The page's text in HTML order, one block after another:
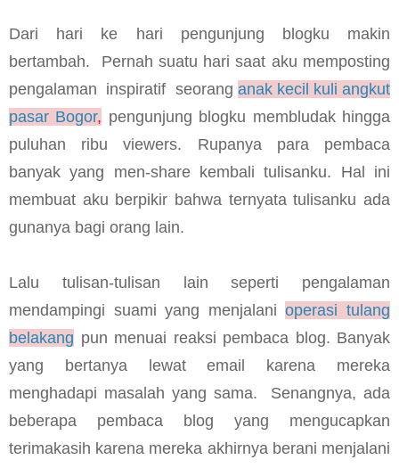
Dari hari ke hari pengunjung blogku makin
bertambah.
Pernah suatu hari saat aku memposting
pengalaman inspiratif seorang anak kecil kuli angkut
pasar Bogor, pengunjung blogku membludak hingga
puluhan ribu viewers. Rupanya para pembaca
banyak yang men-share kembali tulisanku. Hal ini
membuat aku berpikir bahwa ternyata tulisanku ada
gunanya bagi orang lain.
Lalu tulisan-tulisan lain seperti pengalaman
mendampingi suami yang menjalanioperasi tulang
belakang pun menuai reaksi pembaca blog. Banyak
yang bertanya lewat email karena mereka
menghadapi masalah yang sama.
Senangnya, ada
beberapa pembaca blog yang mengucapkan
terimakasih karena mereka akhirnya berani menjalani